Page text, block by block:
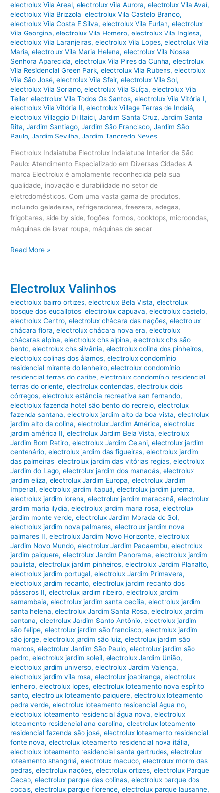
electrolux Vila Areal,electrolux Vila Aurora,electrolux Vila Avaí,
electrolux Vila Brizzola,electrolux Vila Castelo Branco,
electrolux Vila Costa E Silva,electrolux Vila Furlan,electrolux
Vila Georgina,electrolux Vila Homero,electrolux Vila Inglesa,
electrolux Vila Laranjeiras,electrolux Vila Lopes,electrolux Vila
Maria,electrolux Vila Maria Helena,electrolux Vila Nossa
Senhora Aparecida,electrolux Vila Pires da Cunha,electrolux
Vila Residencial Green Park,electrolux Vila Rubens,electrolux
Vila São José,electrolux Vila Sfeir,electrolux Vila Sol,
electrolux Vila Soriano,electrolux Vila Suíça,electrolux Vila
Teller,electrolux Vila Todos Os Santos,electrolux Vila Vitória I,
electrolux Vila Vitória II,electrolux Village Terras de Indaiá,
electrolux Villaggio Di Itaici,Jardim Santa Cruz,Jardim Santa
Rita,Jardim Santiago,Jardim São Francisco,Jardim São
Paulo,Jardim Sevilha,Jardim Tancredo Neves
Electrolux Indaiatuba Electrolux Indaiatuba Interior de São
Paulo: Atendimento Especializado em Diversas Cidades A
marca Electrolux é amplamente reconhecida pela sua
qualidade, inovação e durabilidade no setor de
eletrodomésticos. Com uma vasta gama de produtos,
incluindo geladeiras, refrigeradores, freezers, adegas,
frigobares, side by side, fogões, fornos, cooktops, microondas,
máquinas de lavar roupa, máquinas de secar
Electrolux
Read More »
Electrolux Valinhos
electrolux bairro ortizes,electrolux Bela Vista,electrolux
bosque dos eucaliptos,electrolux capuava,electrolux castelo,
electrolux Centro,electrolux chácara das nações,electrolux
chácara flora,electrolux chácara nova era,electrolux
chácaras alpina,electrolux chs alpina,electrolux chs são
bento,electrolux chs silvânia,electrolux colina dos pinheiros,
electrolux colinas dos álamos,electrolux condomínio
residencial mirante do lenheiro,electrolux condomínio
residencial terras do caribe,electrolux condomínio residencial
terras do oriente,electrolux contendas,electrolux dois
córregos,electrolux estância recreativa san fernando,
electrolux fazenda hotel são bento do recreio,electrolux
fazenda santana,electrolux jardim alto da boa vista,electrolux
jardim alto da colina,electrolux Jardim América,electrolux
jardim américa II,electrolux Jardim Bela Vista,electrolux
Jardim Bom Retiro,electrolux Jardim Celani,electrolux jardim
centenário,electrolux jardim das figueiras,electrolux jardim
das palmeiras,electrolux jardim das vitórias regias,electrolux
Jardim do Lago,electrolux jardim dos manacás,electrolux
jardim eliza,electrolux Jardim Europa,electrolux Jardim
Imperial,electrolux jardim itapuã,electrolux jardim jurema,
electrolux jardim lorena,electrolux jardim maracanã,electrolux
jardim maria ilydia,electrolux jardim maria rosa,electrolux
jardim monte verde,electrolux Jardim Morada do Sol,
electrolux jardim nova palmares,electrolux jardim nova
palmares II,electrolux Jardim Novo Horizonte,electrolux
Jardim Novo Mundo,electrolux Jardim Pacaembu,electrolux
jardim paiquere,electrolux Jardim Panorama,electrolux jardim
paulista,electrolux jardim pinheiros,electrolux Jardim Planalto,
electrolux jardim portugal,electrolux Jardim Primavera,
electrolux jardim recanto,electrolux jardim recanto dos
pássaros II,electrolux jardim ribeiro,electrolux jardim
samambaia,electrolux jardim santa cecília,electrolux jardim
santa helena,electrolux Jardim Santa Rosa,electrolux jardim
santana,electrolux Jardim Santo Antônio,electrolux jardim
são felipe,electrolux jardim são francisco,electrolux jardim
são jorge,electrolux jardim são luiz,electrolux jardim são
marcos,electrolux Jardim São Paulo,electrolux jardim são
pedro,electrolux jardim soleil,electrolux Jardim União,
electrolux jardim universo,electrolux Jardim Valença,
electrolux jardim vila rosa,electrolux joapiranga,electrolux
lenheiro,electrolux lopes,electrolux loteamento nova espírito
santo,electrolux loteamento paiquere,electrolux loteamento
pedra verde,electrolux loteamento residencial água no,
electrolux loteamento residencial água nova,electrolux
loteamento residencial ana carolina,electrolux loteamento
residencial fazenda são josé,electrolux loteamento residencial
fonte nova,electrolux loteamento residencial nova itália,
electrolux loteamento residencial santa gertrudes,electrolux
loteamento shangrilá,electrolux macuco,electrolux morro das
pedras,electrolux nações,electrolux ortizes,electrolux Parque
Cecap,electrolux parque das colinas,electrolux parque dos
cocais,electrolux parque florence,electrolux parque lausanne,